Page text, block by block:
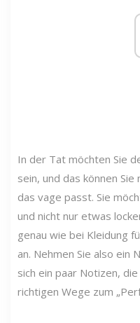
In der Tat möchten Sie
sein, und das können
das vage passt. Sie
und nicht nur etwas
genau wie bei Kleidung
an. Nehmen Sie also ein
sich ein paar Notizen,
richtigen Wege zum